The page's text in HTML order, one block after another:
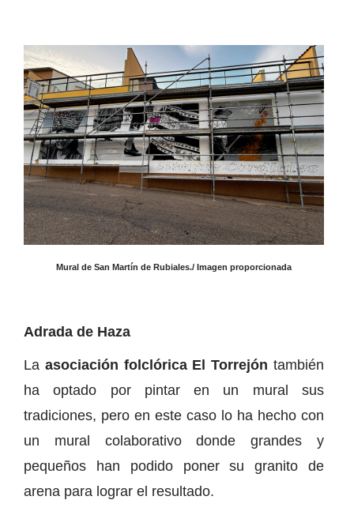
Mural de San Martín de Rubiales./ Imagen proporcionada
Adrada de Haza
La asociación folclórica El Torrejón también
ha optado por pintar en un mural sus
tradiciones, pero en este caso lo ha hecho con
un mural colaborativo donde grandes y
pequeños han podido poner su granito de
arena para lograr el resultado.